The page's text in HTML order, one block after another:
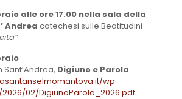
alle ore 17.00 nella sala della
Andrea catechesi sulle Beatitudini –
Sant’Andrea, Digiuno e Parola
wp-
02/DigiunoParola_2026.pdf